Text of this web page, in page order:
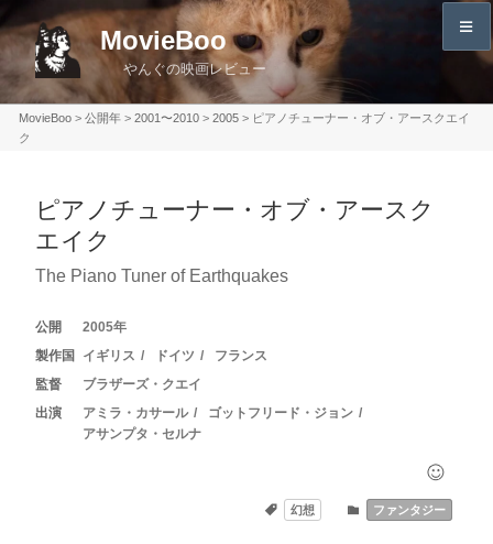
ン
テ
ン
MovieBoo
やんぐの映画レビュー
MovieBoo> 公開年> 2001〜2010> 2005> ピアノチューナー・オブ・アースクエイ
ク
ピアノチューナー・オブ・アースク
エイク
The Piano Tuner of Earthquakes
2005
イギリス
ドイツ
フランス
ブラザーズ・クエイ
アミラ・カサール
ゴットフリード・ジョン
アサンプタ・セルナ
ファンタジー
幻想